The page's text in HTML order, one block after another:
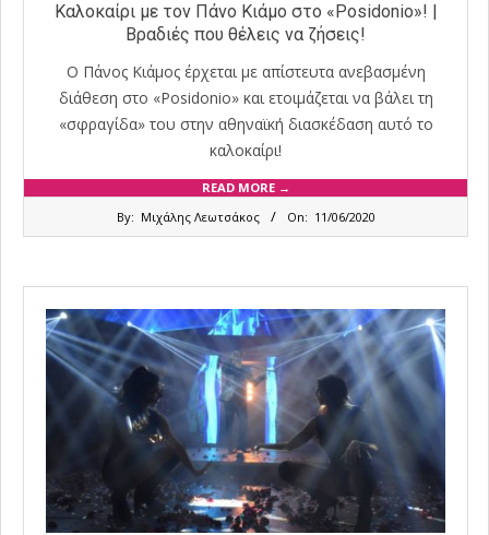
Καλοκαίρι με τον Πάνο Κιάμο στο «Posidonio»! |
Βραδιές που θέλεις να ζήσεις!
Ο Πάνος Κιάμος έρχεται με απίστευτα ανεβασμένη
διάθεση στο «Posidonio» και ετοιμάζεται να βάλει τη
«σφραγίδα» του στην αθηναϊκή διασκέδαση αυτό το
καλοκαίρι!
READ MORE →
By: Μιχάλης Λεωτσάκος On: 11/06/2020